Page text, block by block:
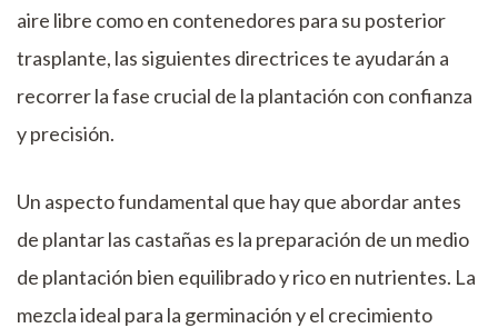
aire libre como en contenedores para su posterior
trasplante, las siguientes directrices te ayudarán a
recorrer la fase crucial de la plantación con confianza
y precisión.
Un aspecto fundamental que hay que abordar antes
de plantar las castañas es la preparación de un medio
de plantación bien equilibrado y rico en nutrientes. La
mezcla ideal para la germinación y el crecimiento